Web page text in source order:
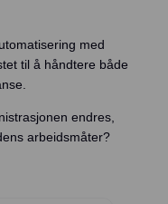
med
til å håndtere både
endres,
arbeidsmåter?